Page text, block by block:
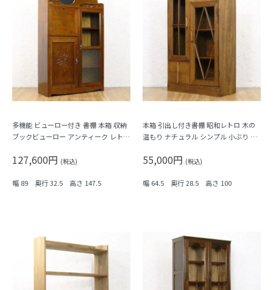
多機能 ビューロー付き 書棚 本箱 収納
ブックビューロー アンティーク レトロ
127,600円 (税込)
幅 89 奥行 32.5 高さ 147.5
本箱 引出し付き書棚 昭和レトロ 木の
温もり ナチュラル シンプル 小ぶり 隙
ン
55,000円 (税込)
幅 64.5 奥行 28.5 高さ 100